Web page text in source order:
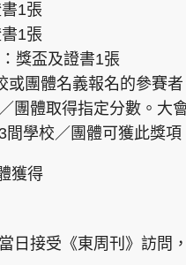
1張
1張
獎盃及證書1張
團體名義報名的參賽
團體取得指定分數。大
學校／團體可獲此獎項
獲得
日接受《東周刊》訪問